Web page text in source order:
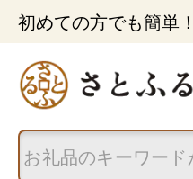
初めての方でも簡単